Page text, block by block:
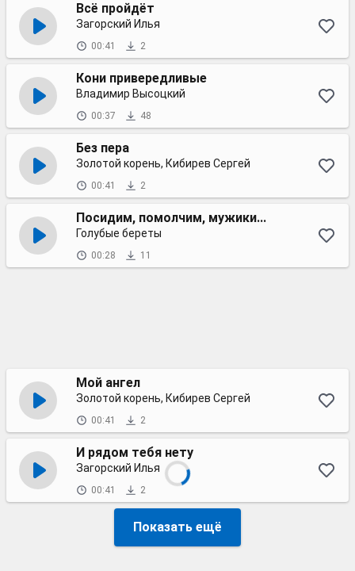
Всё пройдёт
Загорский Илья
00:41 2
Кони привередливые
Владимир Высоцкий
00:37 48
Без пера
Золотой корень, Кибирев Сергей
00:41 2
Посидим, помолчим, мужики...
Голубые береты
00:28 11
Мой ангел
Золотой корень, Кибирев Сергей
00:41 2
И рядом тебя нету
Загорский Илья
00:41 2
Показать ещё